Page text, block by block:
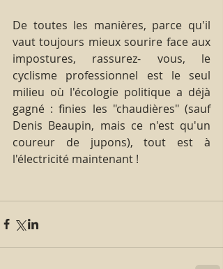
De toutes les manières, parce qu'il
vaut toujours mieux sourire face aux
impostures, rassurez- vous, le
cyclisme professionnel est le seul
milieu où l'écologie politique a déjà
gagné : finies les "chaudières" (sauf
Denis Beaupin, mais ce n'est qu'un
coureur de jupons), tout est à
l'électricité maintenant !